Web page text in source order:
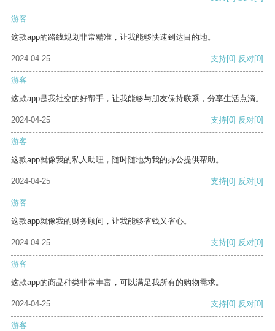
游客
这款app的路线规划非常精准，让我能够快速到达目的地。
2024-04-25 支持[0] 反对[0]
游客
这款app是我社交的好帮手，让我能够与朋友保持联系，分享生活点滴。
2024-04-25 支持[0] 反对[0]
游客
这款app就像我的私人助理，随时随地为我的办公提供帮助。
2024-04-25 支持[0] 反对[0]
游客
这款app就像我的财务顾问，让我能够省钱又省心。
2024-04-25 支持[0] 反对[0]
游客
这款app的商品种类非常丰富，可以满足我所有的购物需求。
2024-04-25 支持[0] 反对[0]
游客